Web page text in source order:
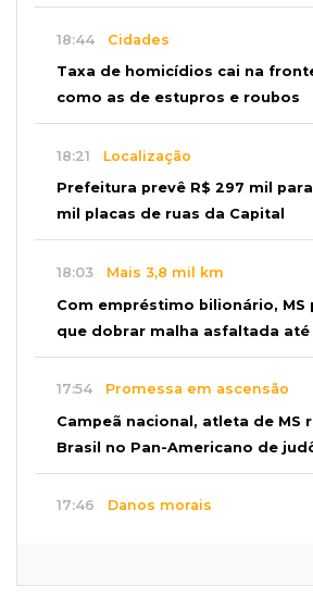
18:44 Cidades
Taxa de homicídios cai na
como as de estupros e roubos
18:21 Localização
Prefeitura prevê R$ 297 mil
mil placas de ruas da Capital
18:03 Mais 3,8 mil km
Com empréstimo bilionário, MS
que dobrar malha asfaltada até
17:54 Promessa em ascensão
Campeã nacional, atleta de MS
Brasil no Pan-Americano de
17:46 Danos morais